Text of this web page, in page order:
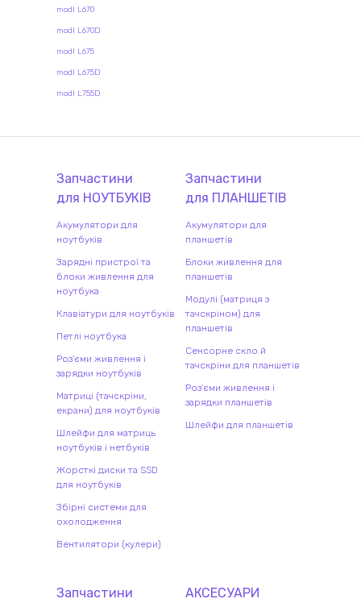
modl L670
modl L670D
modl L675
modl L675D
modl L755D
Запчастини
для НОУТБУКІВ
Акумулятори для
ноутбуків
Зарядні пристрої та
блоки живлення для
ноутбука
Клавіатури для ноутбуків
Петлі ноутбука
Роз'єми живлення і
зарядки ноутбуків
Матриці (тачскріни,
екрани) для ноутбуків
Шлейфи для матриць
ноутбуків і нетбуків
Жорсткі диски та SSD
для ноутбуків
Збірні системи для
охолодження
Вентилятори (кулери)
Запчастини
для ПЛАНШЕТІВ
Акумулятори для
планшетів
Блоки живлення для
планшетів
Модулі (матриця з
тачскріном) для
планшетів
Сенсорне скло й
тачскріни для планшетів
Роз'єми живлення і
зарядки планшетів
Шлейфи для планшетів
Запчастини
АКСЕСУАРИ